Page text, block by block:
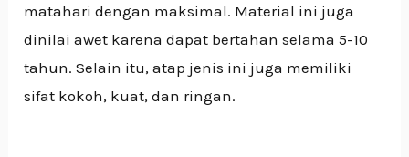
matahari dengan maksimal. Material ini juga
dinilai awet karena dapat bertahan selama 5-10
tahun. Selain itu, atap jenis ini juga memiliki
sifat kokoh, kuat, dan ringan.